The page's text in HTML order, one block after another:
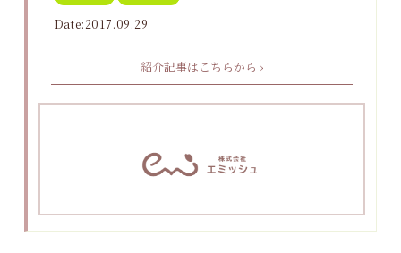
Date:2017.09.29
紹介記事はこちらから ›